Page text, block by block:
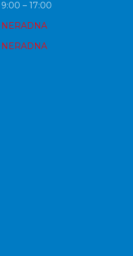
9:00 – 17:00
NERADNA
NERADNA